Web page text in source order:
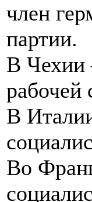
член
партии.
В Чехии
рабочей
В
Во